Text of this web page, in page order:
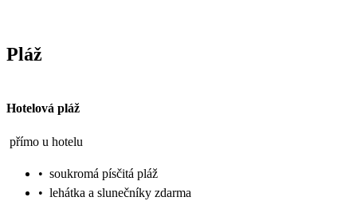
Pláž
Hotelová pláž
přímo u hotelu
• soukromá písčitá pláž
• lehátka a slunečníky zdarma